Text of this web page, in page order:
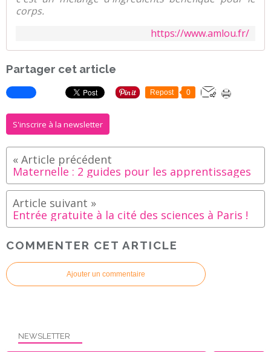
corps.
https://www.amlou.fr/
Partager cet article
Repost 0
S'inscrire à la newsletter
Maternelle : 2 guides pour les apprentissages
Entrée gratuite à la cité des sciences à Paris !
COMMENTER CET ARTICLE
Ajouter un commentaire
NEWSLETTER